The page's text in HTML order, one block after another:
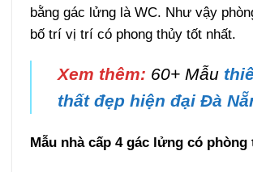
bằng gác lửng là WC. Như vậy
bố trí vị trí có phong thủy tốt nhất.
Xem thêm: 60+ Mẫu
thất đẹp hiện đại Đà
Mẫu nhà cấp 4 gác lửng có phòng